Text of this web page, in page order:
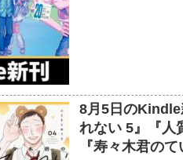
8月5日のKindle
れない 5』『人
『寿々木君の